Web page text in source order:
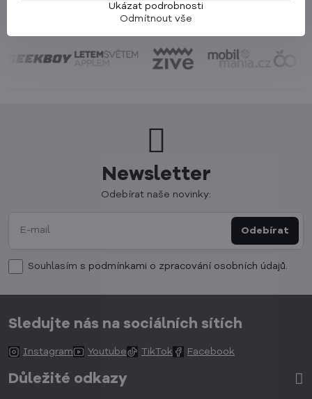
Newsletter
Odebírat naše novinky:
Odebírat
Souhlasím s podmínkami o zpracování osobních údajů.
Sledujte nás na sociálních sítích
Instagram Youtube TikTok Facebook
Důležité odkazy
Ukázat podrobnosti
Odmítnout vše